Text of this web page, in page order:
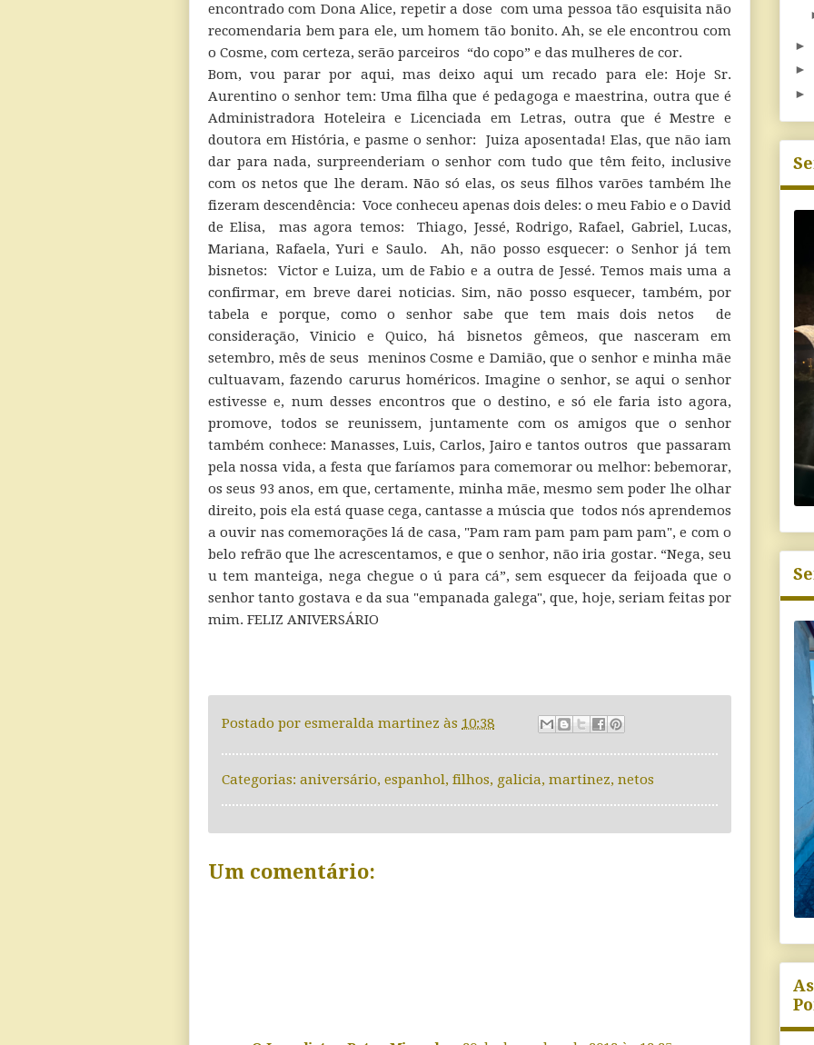
encontrado com Dona Alice, repetir a dose com uma pessoa tão esquisita não
recomendaria bem para ele, um homem tão bonito. Ah, se ele encontrou com
o Cosme, com certeza, serão parceiros “do copo” e das mulheres de cor.
Bom, vou parar por aqui, mas deixo aqui um recado para ele: Hoje Sr.
Aurentino o senhor tem: Uma filha que é pedagoga e maestrina, outra que é
Administradora Hoteleira e Licenciada em Letras, outra que é Mestre e
doutora em História, e pasme o senhor: Juiza aposentada! Elas, que não iam
dar para nada, surpreenderiam o senhor com tudo que têm feito, inclusive
com os netos que lhe deram. Não só elas, os seus filhos varões também lhe
fizeram descendência: Voce conheceu apenas dois deles: o meu Fabio e o David
de Elisa, mas agora temos: Thiago, Jessé, Rodrigo, Rafael, Gabriel, Lucas,
Mariana, Rafaela, Yuri e Saulo. Ah, não posso esquecer: o Senhor já tem
bisnetos: Victor e Luiza, um de Fabio e a outra de Jessé. Temos mais uma a
confirmar, em breve darei noticias. Sim, não posso esquecer, também, por
tabela e porque, como o senhor sabe que tem mais dois netos de
consideração, Vinicio e Quico, há bisnetos gêmeos, que nasceram em
setembro, mês de seus meninos Cosme e Damião, que o senhor e minha mãe
cultuavam, fazendo carurus homéricos. Imagine o senhor, se aqui o senhor
estivesse e, num desses encontros que o destino, e só ele faria isto agora,
promove, todos se reunissem, juntamente com os amigos que o senhor
também conhece: Manasses, Luis, Carlos, Jairo e tantos outros que passaram
pela nossa vida, a festa que faríamos para comemorar ou melhor: bebemorar,
os seus 93 anos, em que, certamente, minha mãe, mesmo sem poder lhe olhar
direito, pois ela está quase cega, cantasse a múscia que todos nós aprendemos
a ouvir nas comemorações lá de casa, "Pam ram pam pam pam pam", e com o
belo refrão que lhe acrescentamos, e que o senhor, não iria gostar. “Nega, seu
u tem manteiga, nega chegue o ú para cá”, sem esquecer da feijoada que o
senhor tanto gostava e da sua "empanada galega", que, hoje, seriam feitas por
mim. FELIZ ANIVERSÁRIO
Postado por esmeralda martinez às 10:38
Categorias: aniversário, espanhol, filhos, galicia, martinez, netos
Um comentário:
►
►
►